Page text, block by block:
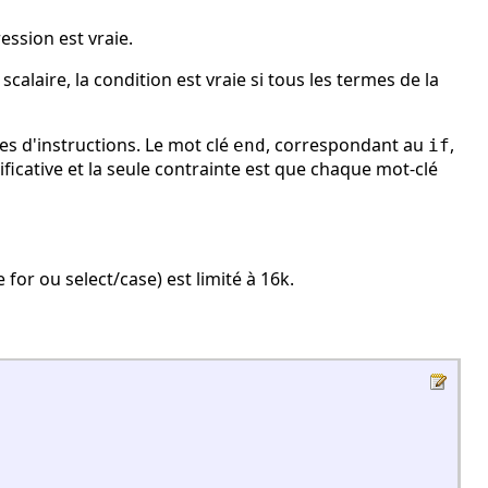
est vraie.
la condition est vraie si tous les termes de la
d'instructions. Le mot clé end , correspondant au if,
et la seule contrainte est que chaque mot-clé
ou select/case) est limité à 16k.